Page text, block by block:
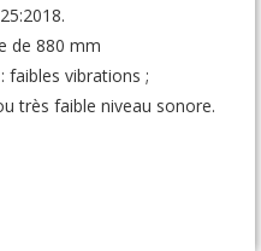
de 880 mm
faibles vibrations ;
très faible niveau sonore.